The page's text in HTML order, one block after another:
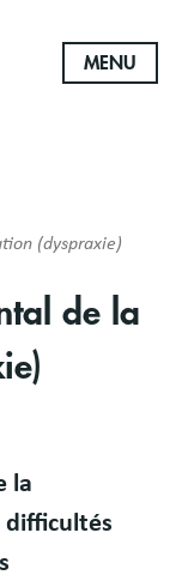
MENU
(dyspraxie)
de la
la
difficultés